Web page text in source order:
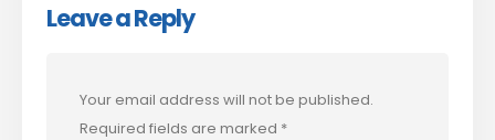
Leave a Reply
Your email address will not be published.
Required fields are marked *